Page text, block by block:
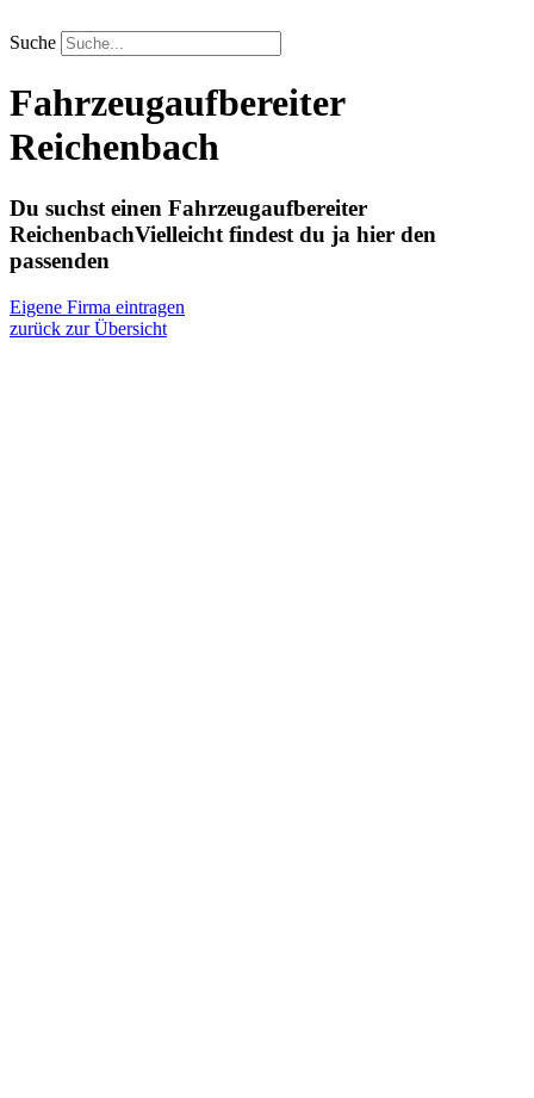
Inhalt
springen
Suche
Fahrzeugaufbereiter
Reichenbach
Du suchst einen Fahrzeugaufbereiter
ReichenbachVielleicht findest du ja hier den
passenden
Eigene Firma eintragen
zurück zur Übersicht